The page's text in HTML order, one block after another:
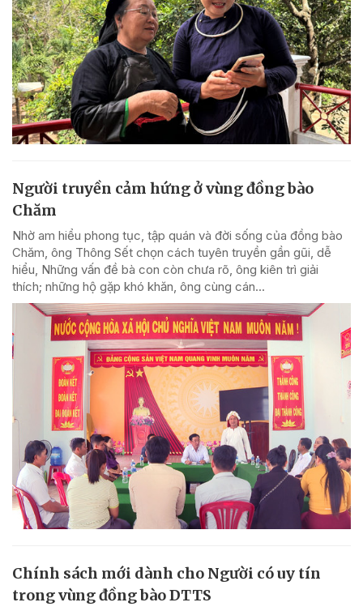
Người truyền cảm hứng ở vùng đồng bào
Chăm
Nhờ am hiểu phong tục, tập quán và đời sống của đồng bào
Chăm, ông Thông Sết chọn cách tuyên truyền gần gũi, dễ
hiểu, Những vấn đề bà con còn chưa rõ, ông kiên trì giải
thích; những hộ gặp khó khăn, ông cùng cán...
Chính sách mới dành cho Người có uy tín
trong vùng đồng bào DTTS